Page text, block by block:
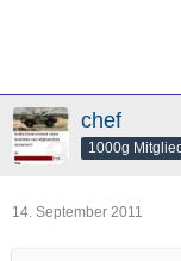
chef
1000g
14. September 2011